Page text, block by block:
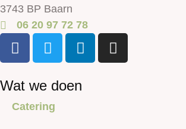
3743 BP Baarn
06 20 97 72 78
Wat we doen
Catering